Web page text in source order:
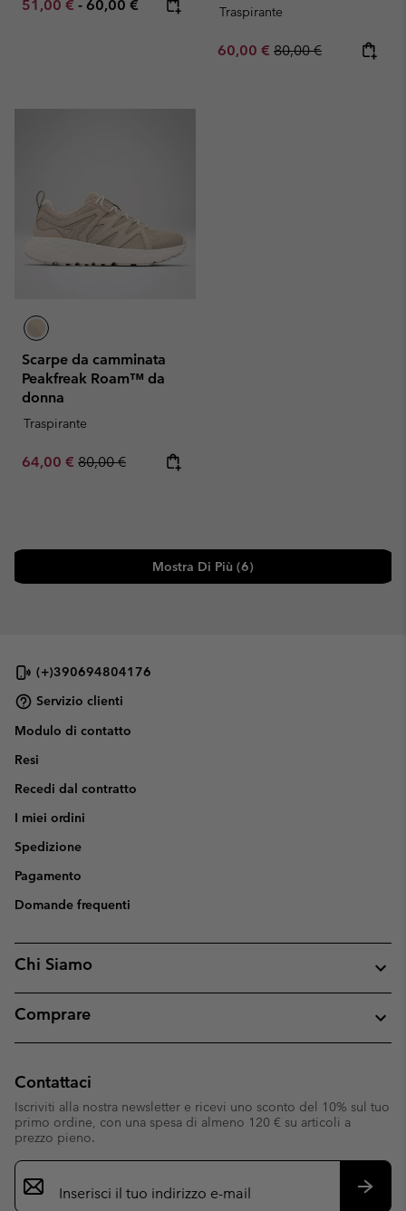
Minimum sale price:
51,00 € - Maximum price:
60,00 € Traspirante
Sale price:
60,00 € Regular price:
80,00 €
Scarpe da camminata
Peakfreak Roam™ da
donna
Traspirante
Sale price:
64,00 € Regular price:
80,00 €
Mostra Di Più (6)
(+)390694804176
Servizio clienti
Modulo di contatto
Resi
Recedi dal contratto
I miei ordini
Spedizione
Pagamento
Domande frequenti
Chi Siamo
Comprare
Contattaci
Iscriviti alla nostra newsletter e ricevi uno sconto del 10% sul tuo
primo ordine, con una spesa di almeno 120 € su articoli a
prezzo pieno.
Iscrizione
e-
mail